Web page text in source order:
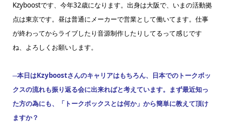
Kzyboostです、今年32歳になります。出身は大阪で、いまの活動拠
点は東京です。昼は普通にメーカーで営業として働いてます。仕事
が終わってからライブしたり音源制作したりしてるって感じです
ね、よろしくお願いします。
─本日はKzyboostさんのキャリアはもちろん、日本でのトークボッ
クスの流れも振り返る会に出来ればと考えています。まず最近知っ
た方の為にも、「トークボックスとは何か」から簡単に教えて頂け
ますか？